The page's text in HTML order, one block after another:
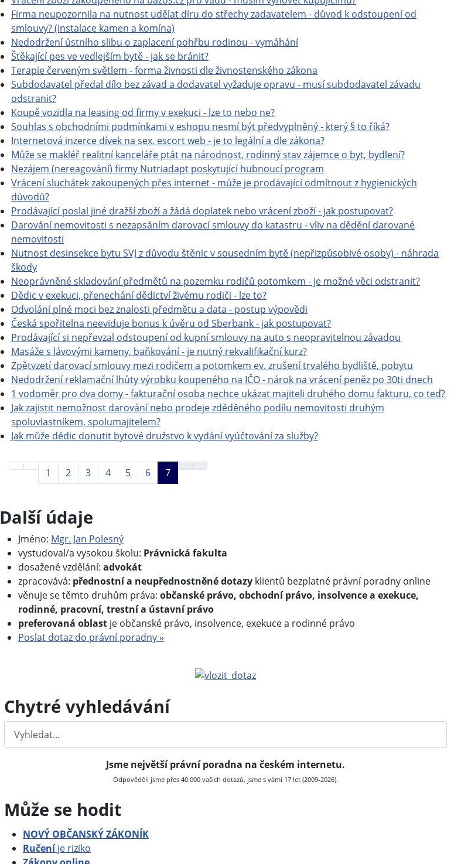
Firma neupozornila na nutnost udělat díru do střechy zadavatelem - důvod k odstoupení od
smlouvy? (instalace kamen a komína)
Nedodržení ústního slibu o zaplacení pohřbu rodinou - vymáhání
Štěkající pes ve vedlejším bytě - jak se bránit?
Terapie červeným světlem - forma živnosti dle živnostenského zákona
Subdodavatel předal dílo bez závad a dodavatel vyžaduje opravu - musí subdodavatel závadu
odstranit?
Koupě vozidla na leasing od firmy v exekuci - lze to nebo ne?
Souhlas s obchodními podmínkami v eshopu nesmí být předvyplněný - který § to říká?
Internetová inzerce dívek na sex, escort web - je to legální a dle zákona?
Může se makléř realitní kanceláře ptát na národnost, rodinný stav zájemce o byt, bydlení?
Nezájem (nereagování) firmy Nutriadapt poskytující hubnoucí program
Vrácení sluchátek zakoupených přes internet - může je prodávající odmítnout z hygienických
důvodů?
Prodávající poslal jiné dražší zboží a žádá doplatek nebo vrácení zboží - jak postupovat?
Darování nemovitosti s nezapsáním darovací smlouvy do katastru - vliv na dědění darované
nemovitosti
Nutnost desinsekce bytu SVJ z důvodu štěnic v sousedním bytě (nepřizpůsobivé osoby) - náhrada
škody
Neoprávněné skladování předmětů na pozemku rodičů potomkem - je možné věci odstranit?
Dědic v exekuci, přenechání dědictví živému rodiči - lze to?
Odvolání plné moci bez znalosti předmětu a data - postup výpovědi
Česká spořitelna neeviduje bonus k úvěru od Sberbank - jak postupovat?
Prodávající si nepřevzal odstoupení od kupní smlouvy na auto s neopravitelnou závadou
Masáže s lávovými kameny, baňkování - je nutný rekvalifikační kurz?
Zpětvzetí darovací smlouvy mezi rodičem a potomkem ev. zrušení trvalého bydliště, pobytu
Nedodržení reklamační lhůty výrobku koupeného na IČO - nárok na vrácení peněz po 30ti dnech
1 vodoměr pro dva domy - fakturační osoba nechce ukázat majiteli druhého domu fakturu, co teď?
Jak zajistit nemožnost darování nebo prodeje zděděného podílu nemovitosti druhým
spoluvlastníkem, spolumajitelem?
Jak může dědic donutit bytové družstvo k vydání vyúčtování za služby?
1 2 3 4 5 6 7
Další údaje
Další údaje
Jméno: Mgr. Jan Polesný
vystudoval/a vysokou školu: Právnická fakulta
dosažené vzdělání: advokát
zpracovává: přednostní a neupřednostněné dotazy klientů bezplatné právní poradny online
věnuje se těmto druhům práva: občanské právo, obchodní právo, insolvence a exekuce,
rodinné, pracovní, trestní a ústavní právo
preferovaná oblast je občanské právo, insolvence, exekuce a rodinné právo
Poslat dotaz do právní poradny »
Chytré vyhledávání
Hledat
Jsme největší právní poradna na českém internetu.
Odpověděli jsme přes 40.000 vašich dotazů, jsme s vámi 17 let (2009-2026).
Může se hodit
NOVÝ OBČANSKÝ ZÁKONÍK
Ručeníje riziko